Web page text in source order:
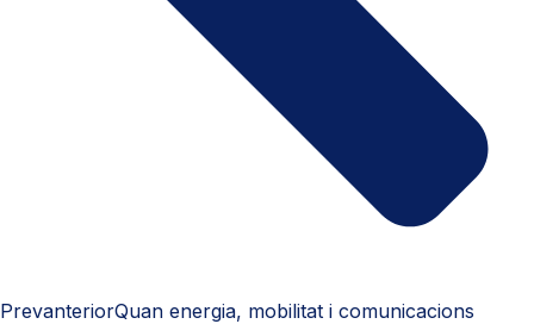
PrevanteriorQuan energia, mobilitat i comunicacions